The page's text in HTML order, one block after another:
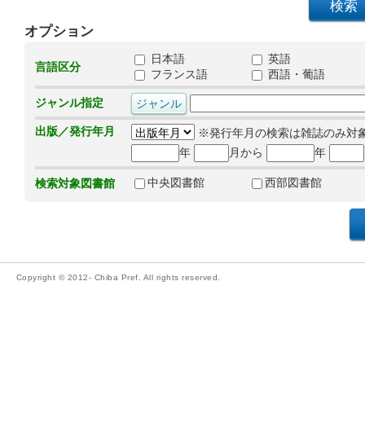
オプション
言語区分
日本語
英語
フランス語
西語・葡語
ジャンル指定
出版／発行年月
※発行年月の検索は雑誌のみ対
年
月から 年
検索対象図書館 中央図書館 西部図書館
Copyright © 2012- Chiba Pref. All rights reserved.